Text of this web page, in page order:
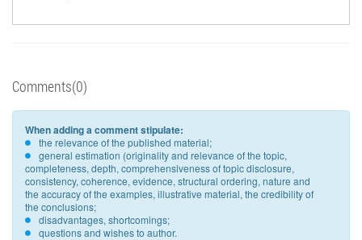
Comments(0)
When adding a comment stipulate:
the relevance of the published material;
general estimation (originality and relevance of the topic,
completeness, depth, comprehensiveness of topic disclosure,
consistency, coherence, evidence, structural ordering, nature and
the accuracy of the examples, illustrative material, the credibility of
the conclusions;
disadvantages, shortcomings;
questions and wishes to author.